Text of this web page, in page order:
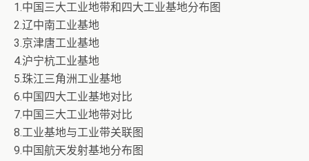
1.中国三大工业地带和四大工业基地分布图
2.辽中南工业基地
3.京津唐工业基地
4.沪宁杭工业基地
5.珠江三角洲工业基地
6.中国四大工业基地对比
7.中国三大工业地带对比
8.工业基地与工业带关联图
9.中国航天发射基地分布图